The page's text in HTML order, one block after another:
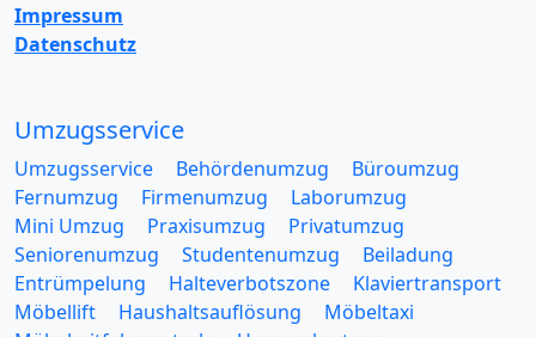
Impressum
Datenschutz
Umzugsservice
Umzugsservice Behördenumzug
Büroumzug
Fernumzug
Firmenumzug
Laborumzug
Mini Umzug
Praxisumzug
Privatumzug
Seniorenumzug
Studentenumzug
Beiladung
Entrümpelung
Halteverbotszone
Klaviertransport
Möbellift
Haushaltsauflösung
Möbeltaxi